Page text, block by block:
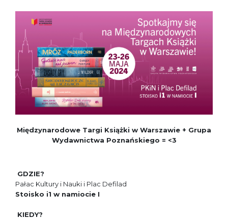
Międzynarodowe Targi Książki w Warszawie + Grupa
Wydawnictwa Poznańskiego = <3
GDZIE?
Pałac Kultury i Nauki i Plac Defilad
Stoisko i1 w namiocie I
KIEDY?